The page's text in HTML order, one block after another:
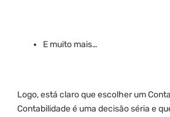
E muito mais…
Logo, está claro que escolher um
Contabilidade é uma decisão séria e